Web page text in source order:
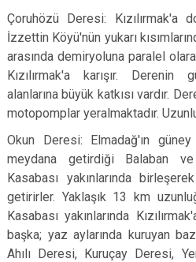
Çoruhözü Deresi: Kızılırmak'a
İzzettin Köyü'nün yukarı
arasında demiryoluna paralel
Kızılırmak'a karışır. Derenin
alanlarına büyük katkısı vardır.
motopomplar yeralmaktadır.
Okun Deresi: Elmadağ'ın
meydana getirdiği Balaban ve
Kasabası yakınlarında
getirirler. Yaklaşık 13 km
Kasabası yakınlarında
başka; yaz aylarında kuruyan
Ahılı Deresi, Kuruçay Deresi,